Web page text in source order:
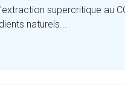
supercritique au
naturels...